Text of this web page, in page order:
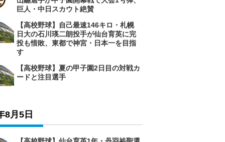
巨人・中日スカウト絶賛
【高校野球】自己最速146キロ・札幌
日大の石川瑛二朗投手が仙台育英に完
投も惜敗、東都で神宮・日本一を目指
す
【高校野球】夏の甲子園2日目の対戦カ
ードと注目選手
8月5日